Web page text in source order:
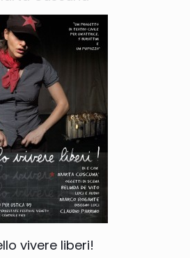
vivere liberi!